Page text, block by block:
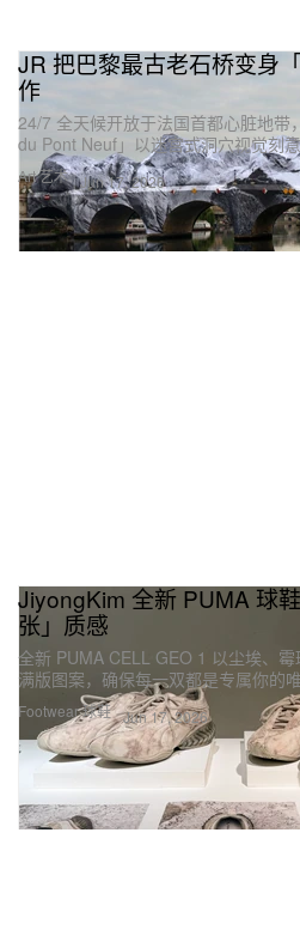
Art 艺术
JR 把巴黎最古老石桥变身
作
24/7 全天候开放于法国首都心脏地带
du Pont Neuf」以迷宫式洞穴视觉刻
Jun 17, 2026
Footwear 球鞋
JiyongKim 全新 PUMA 球
张」质感
全新 PUMA CELL GEO 1 以尘埃、
满版图案，确保每一双都是专属你的
Jun 17, 2026